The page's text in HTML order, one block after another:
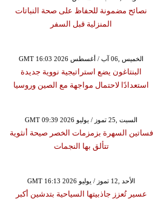
نصائح مضمونة للحفاظ على صحة النباتات
المنزلية قبل السفر
GMT 16:03 2026 الخميس ,06 آب / أغسطس
البنتاغون يضع استراتيجية نووية جديدة
استعدادًا لاحتمال مواجهة مع الصين وروسيا
GMT 09:39 2026 السبت ,25 تموز / يوليو
فساتين السهرة بزمزمات الخصر صيحة أنثوية
تتألق بها النجمات
GMT 16:13 2026 الأحد ,12 تموز / يوليو
عسير تُعزز جاذبيتها السياحية بتدشين أكبر